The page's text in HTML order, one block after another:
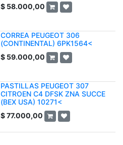
$ 58.000,00
CORREA PEUGEOT 306
(CONTINENTAL) 6PK1564<
$ 59.000,00
PASTILLAS PEUGEOT 307
CITROEN C4 DFSK ZNA SUCCE
(BEX USA) 10271<
$77.000,00